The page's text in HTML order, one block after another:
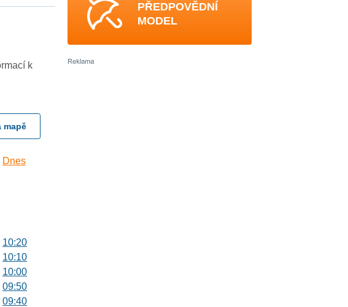
k
mapě
Dnes
10:20
10:10
10:00
09:50
09:40
PŘEDPOVĚDNÍ
MODEL